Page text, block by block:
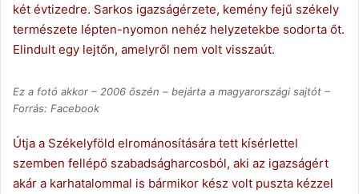
két évtizedre. Sarkos igazságérzete, kemény fejű székely
természete lépten-nyomon nehéz helyzetekbe sodorta őt.
Elindult egy lejtőn, amelyről nem volt visszaút.
Ez a fotó akkor – 2006 őszén – bejárta a magyarországi sajtót –
Forrás: Facebook
Útja a Székelyföld elrománosítására tett kísérlettel
szemben fellépő szabadságharcosból, aki az igazságért
akár a karhatalommal is bármikor kész volt puszta kézzel